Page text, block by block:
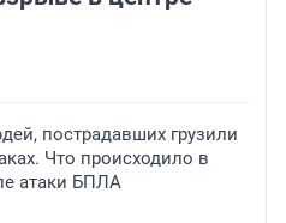
пострадавших грузили
Что происходило в
атаки БПЛА